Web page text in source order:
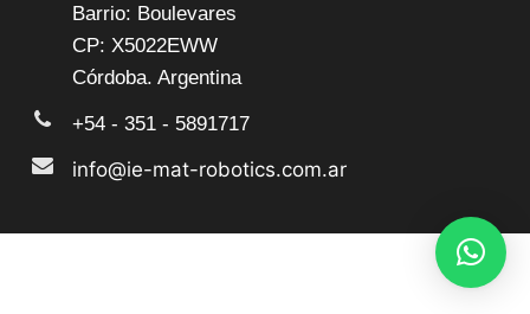
Barrio: Boulevares
CP: X5022EWW
Córdoba. Argentina
+54 - 351 - 5891717
info@ie-mat-robotics.com.ar
IE-MAT®